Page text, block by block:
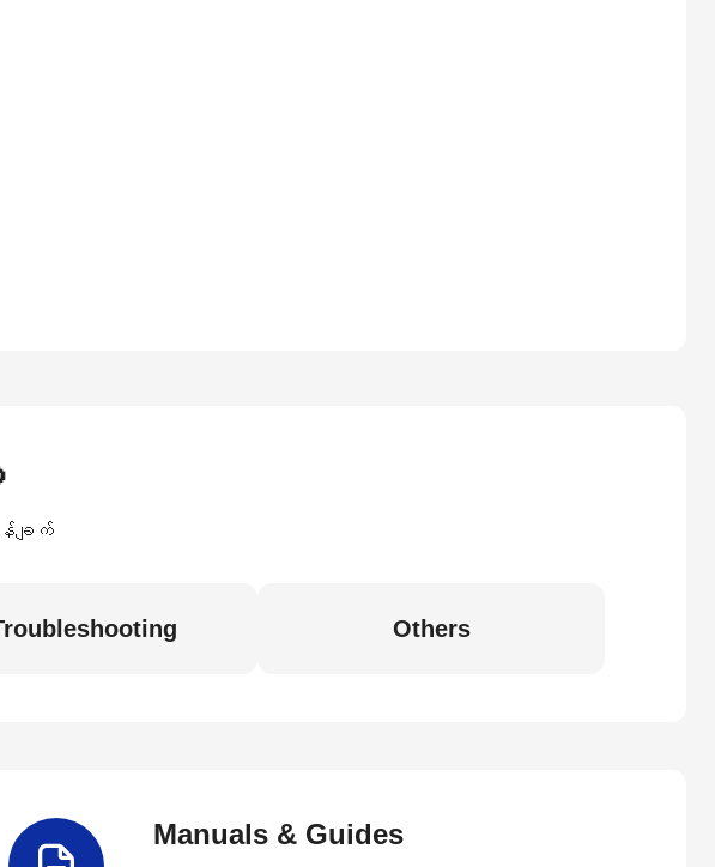
ညွှန်ချက်
Others
Manuals & Guides